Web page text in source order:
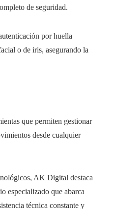
de seguridad.
por huella
o de iris, asegurando la
que permiten gestionar
desde cualquier
AK Digital destaca
especializado que abarca
técnica constante y